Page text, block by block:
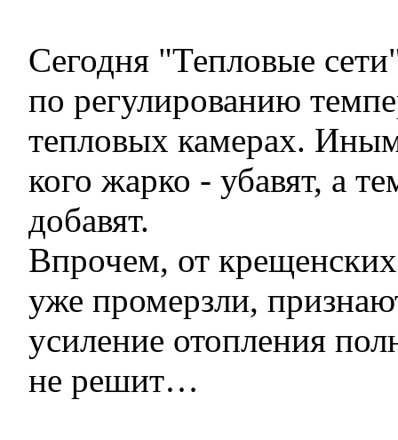
Сегодня "Тепловые
по регулированию
тепловых камерах.
кого жарко - убавят, а
добавят.
Впрочем, от
уже промерзли,
усиление отопления
не решит…